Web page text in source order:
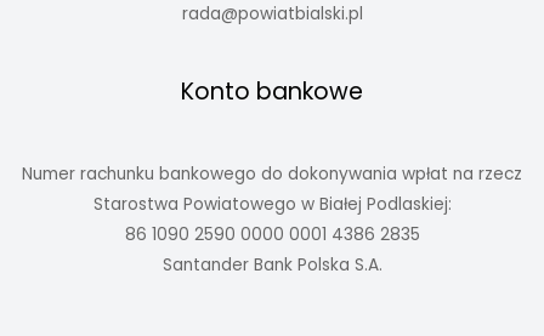
rada@powiatbialski.pl
Konto bankowe
Numer rachunku bankowego do dokonywania wpłat na rzecz
Starostwa Powiatowego w Białej Podlaskiej:
86 1090 2590 0000 0001 4386 2835
Santander Bank Polska S.A.